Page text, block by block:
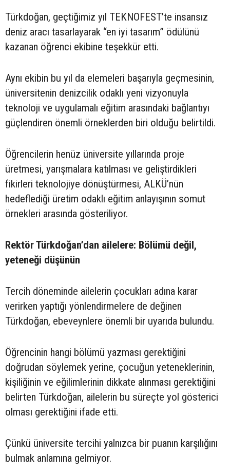
Türkdoğan, geçtiğimiz yıl TEKNOFEST’te insansız
deniz aracı tasarlayarak “en iyi tasarım” ödülünü
kazanan öğrenci ekibine teşekkür etti.
Aynı ekibin bu yıl da elemeleri başarıyla geçmesinin,
üniversitenin denizcilik odaklı yeni vizyonuyla
teknoloji ve uygulamalı eğitim arasındaki bağlantıyı
güçlendiren önemli örneklerden biri olduğu belirtildi.
Öğrencilerin henüz üniversite yıllarında proje
üretmesi, yarışmalara katılması ve geliştirdikleri
fikirleri teknolojiye dönüştürmesi, ALKÜ’nün
hedeflediği üretim odaklı eğitim anlayışının somut
örnekleri arasında gösteriliyor.
Rektör Türkdoğan’dan ailelere: Bölümü değil,
yeteneği düşünün
Tercih döneminde ailelerin çocukları adına karar
verirken yaptığı yönlendirmelere de değinen
Türkdoğan, ebeveynlere önemli bir uyarıda bulundu.
Öğrencinin hangi bölümü yazması gerektiğini
doğrudan söylemek yerine, çocuğun yeteneklerinin,
kişiliğinin ve eğilimlerinin dikkate alınması gerektiğini
belirten Türkdoğan, ailelerin bu süreçte yol gösterici
olması gerektiğini ifade etti.
Çünkü üniversite tercihi yalnızca bir puanın karşılığını
bulmak anlamına gelmiyor.